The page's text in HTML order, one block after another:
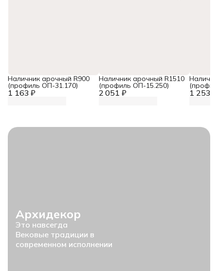
1 163 ₽
Наличник арочный R900
(профиль ОП-31.170)
2 051 ₽
Наличник арочный R1510
(профиль ОП-15.250)
1 253 ₽
Архидекор
Это навсегда
Вековые традиции в
современном исполнении